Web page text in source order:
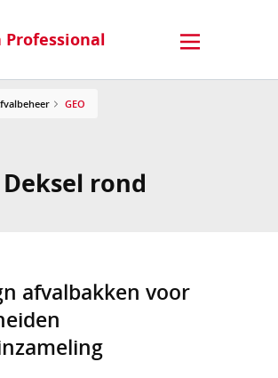
GEO
Deksel rond
afvalbakken voor